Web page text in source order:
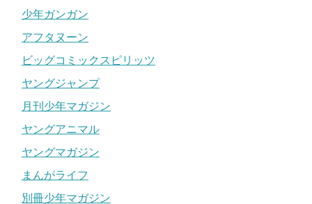
少年ガンガン
アフタヌーン
ビッグコミックスピリッツ
ヤングジャンプ
月刊少年マガジン
ヤングアニマル
ヤングマガジン
まんがライフ
別冊少年マガジン